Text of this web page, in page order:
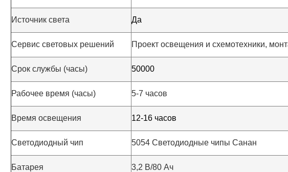
Отправить
Источник света Да
Сервис световых решений Проект освещения и схемотехники,
Срок службы (часы) 50000
Рабочее время (часы) 5-7 часов
Время освещения 12-16 часов
Светодиодный чип 5054 Светодиодные чипы Санан
Батарея 3,2 В/80 Ач